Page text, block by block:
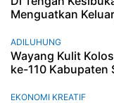
Menguatkan
ADILUHUNG
Wayang Kulit
ke-110 Kabupaten
EKONOMI KREATIF